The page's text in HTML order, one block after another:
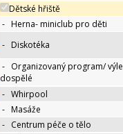
Dětské hřiště
- Herna- miniclub pro děti
- Diskotéka
- Organizovaný program/
dospělé
- Whirpool
- Masáže
- Centrum péče o tělo